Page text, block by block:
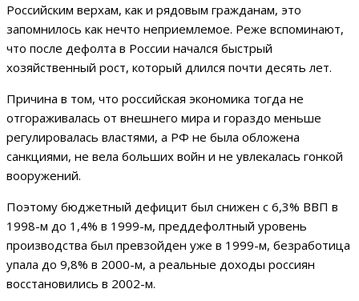
Российским верхам, как и рядовым гражданам, это
запомнилось как нечто неприемлемое. Реже вспоминают,
что после дефолта в России начался быстрый
хозяйственный рост, который длился почти десять лет.
Причина в том, что российская экономика тогда не
отгораживалась от внешнего мира и гораздо меньше
регулировалась властями, а РФ не была обложена
санкциями, не вела больших войн и не увлекалась гонкой
вооружений.
Поэтому бюджетный дефицит был снижен с 6,3% ВВП в
1998-м до 1,4% в 1999-м, преддефолтный уровень
производства был превзойден уже в 1999-м, безработица
упала до 9,8% в 2000-м, а реальные доходы россиян
восстановились в 2002-м.